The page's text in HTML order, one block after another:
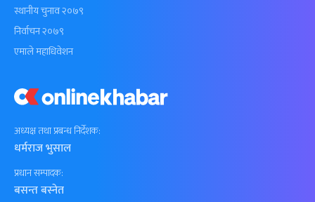
अध्यक्ष तथा प्रबन्ध निर्देशक:
धर्मराज भुसाल
प्रधान सम्पादक:
बसन्त बस्नेत
स्थानीय चुनाव २०७९
निर्वाचन २०७९
एमाले महाधिवेशन